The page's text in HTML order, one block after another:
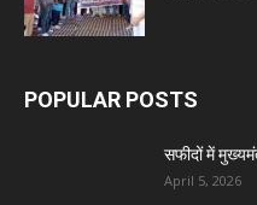
POPULAR POSTS
सफीदों में
April 5, 2026